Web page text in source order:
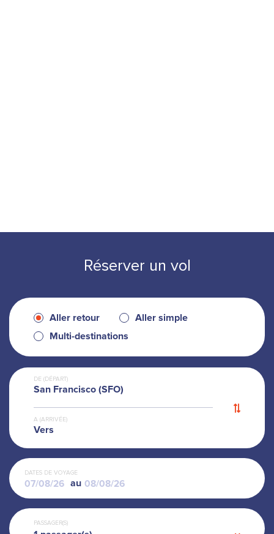
Réserver un vol
Aller retour
Aller simple
Multi-destinations
DE (DÉPART)
San Francisco (SFO)
A (ARRIVÉE)
Vers
DATES DE VOYAGE
au
PASSAGER(S)